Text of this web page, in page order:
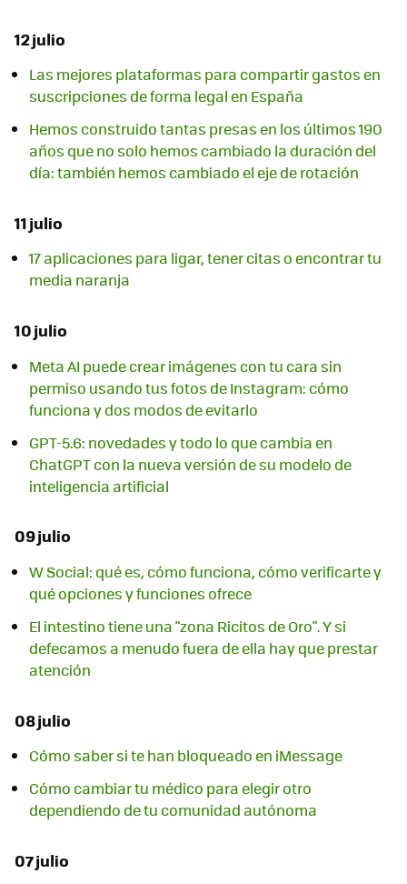
12 julio
Las mejores plataformas para compartir gastos en
suscripciones de forma legal en España
Hemos construido tantas presas en los últimos 190
años que no solo hemos cambiado la duración del
día: también hemos cambiado el eje de rotación
11 julio
17 aplicaciones para ligar, tener citas o encontrar tu
media naranja
10 julio
Meta AI puede crear imágenes con tu cara sin
permiso usando tus fotos de Instagram: cómo
funciona y dos modos de evitarlo
GPT-5.6: novedades y todo lo que cambia en
ChatGPT con la nueva versión de su modelo de
inteligencia artificial
09 julio
W Social: qué es, cómo funciona, cómo verificarte y
qué opciones y funciones ofrece
El intestino tiene una "zona Ricitos de Oro". Y si
defecamos a menudo fuera de ella hay que prestar
atención
08 julio
Cómo saber si te han bloqueado en iMessage
Cómo cambiar tu médico para elegir otro
dependiendo de tu comunidad autónoma
07 julio